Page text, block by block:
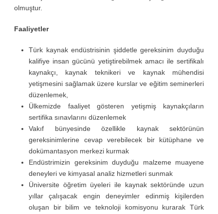
olmuştur.
Faaliyetler
Türk kaynak endüstrisinin şiddetle gereksinim duyduğu
kalifiye insan gücünü yetiştirebilmek amacı ile sertifikalı
kaynakçı, kaynak teknikeri ve kaynak mühendisi
yetişmesini sağlamak üzere kurslar ve eğitim seminerleri
düzenlemek,
Ülkemizde faaliyet gösteren yetişmiş kaynakçıların
sertifika sınavlarını düzenlemek
Vakıf bünyesinde özellikle kaynak sektörünün
gereksinimlerine cevap verebilecek bir kütüphane ve
dokümantasyon merkezi kurmak
Endüstrimizin gereksinim duyduğu malzeme muayene
deneyleri ve kimyasal analiz hizmetleri sunmak
Üniversite öğretim üyeleri ile kaynak sektöründe uzun
yıllar çalışacak engin deneyimler edinmiş kişilerden
oluşan bir bilim ve teknoloji komisyonu kurarak Türk